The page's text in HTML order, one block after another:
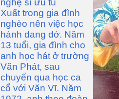
nghệ sĩ ưu tú
Xuất trong gia đình
nghèo nên việc học
hành dang dở. Năm
13 tuổi, gia đình cho
anh học hát ở trường
Văn Phát, sau
chuyển qua học ca
cổ với Văn Vĩ. Năm